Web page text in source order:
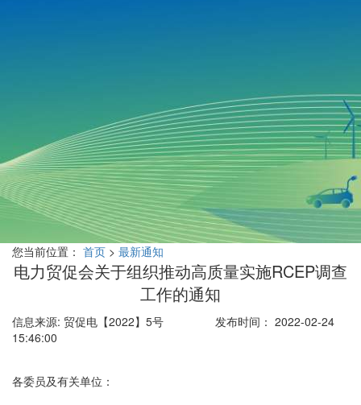
您当前位置： 首页 > 最新通知
电力贸促会关于组织推动高质量实施RCEP调查
工作的通知
信息来源: 贸促电【2022】5号
发布时间： 2022-02-24
15:46:00
各委员及有关单位：